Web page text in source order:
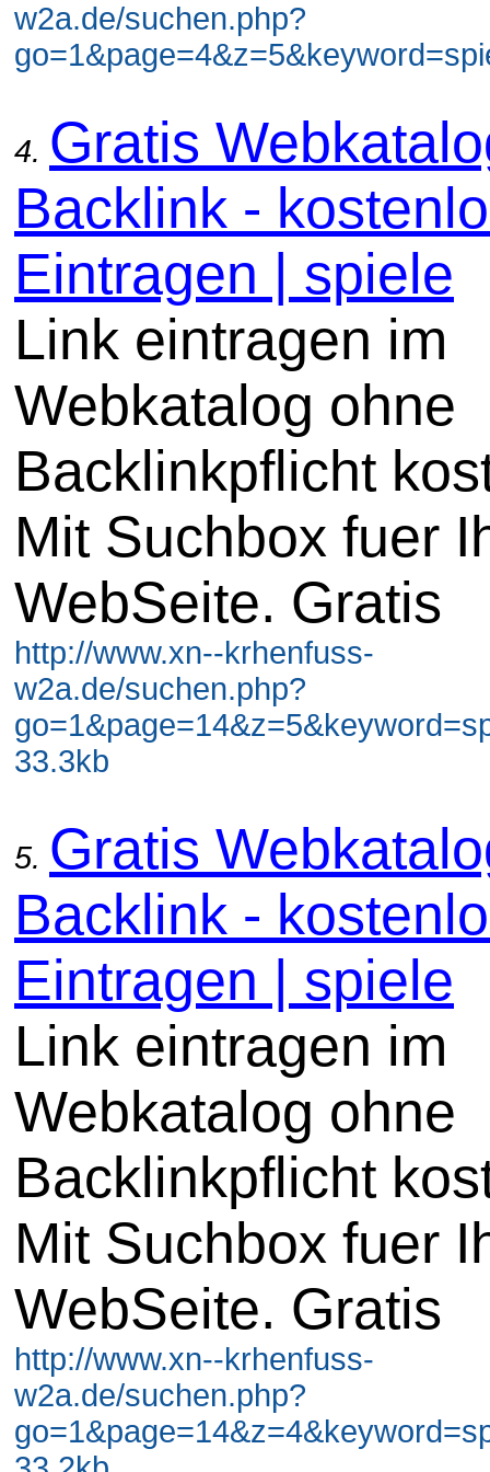
w2a.de/suchen.php?
4. Gratis
Backlink -
Eintragen | spiele
Link eintragen im
Webkatalog ohne
Backlinkpflicht
Mit Suchbox fuer
WebSeite. Gratis
http://www.xn--krhenfuss-
w2a.de/suchen.php?
33.3kb
5. Gratis
Backlink -
Eintragen | spiele
Link eintragen im
Webkatalog ohne
Backlinkpflicht
Mit Suchbox fuer
WebSeite. Gratis
http://www.xn--krhenfuss-
w2a.de/suchen.php?